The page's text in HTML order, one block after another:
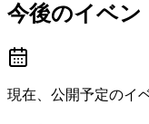
今後のイベン
現在、公開予定のイ